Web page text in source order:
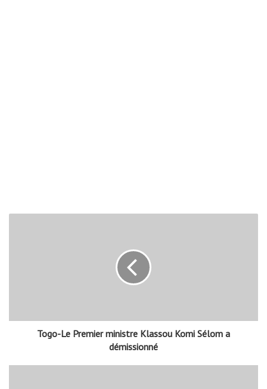
Togo-Le Premier ministre Klassou Komi Sélom a
démissionné